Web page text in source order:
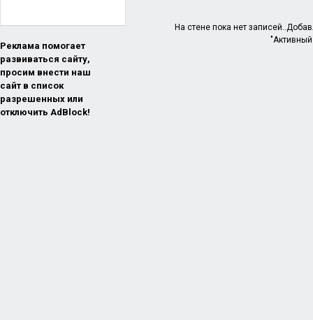
Реклама помогает
развиваться сайту,
просим внести наш
сайт в список
разрешенных или
отключить AdBlock!
На стене пока нет
"Активный